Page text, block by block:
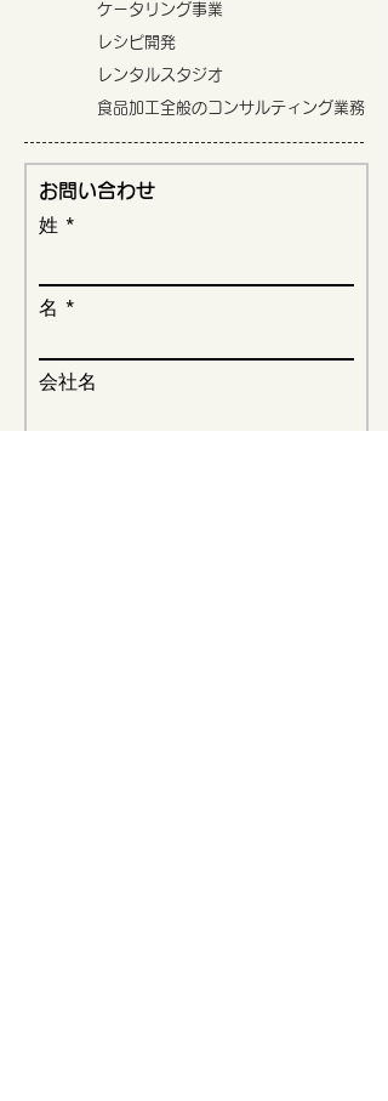
​ケータリング事業
レシピ開発
レンタルスタジオ
食品加工全般のコンサルティング業務
お問い合わせ
姓
名
会社名